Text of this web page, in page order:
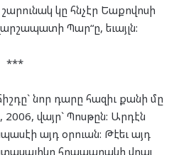
կը հնչէր Եա­քո­վո­սի
Պար“ը, եւայլն:
***
նոր դա­րը հա­զիւ քա­նի մը
վայր` Պոս­թըն: Ար­դէն
այդ օր­ուան: Թէ­եւ այդ
հրա­պա­րա­կի վրայ